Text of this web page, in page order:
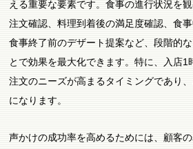
える重要な要素です。食事の進行状況を
注文確認、料理到着後の満足度確認、食
食事終了前のデザート提案など、段階的
とで効果を最大化できます。特に、入店1
注文のニーズが高まるタイミングであり
になります。
声かけの成功率を高めるためには、顧客